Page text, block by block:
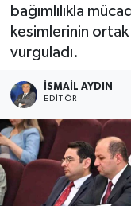
bağımlılıkla
kesimlerinin
vurguladı.
İSMAIL AYDIN
EDITÖR